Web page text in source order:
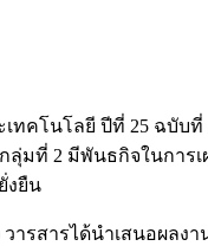
คโนโลยี ปีที่ 25 ฉบับ
กลุ่มที่ 2 มีพันธกิจใน
งยืน
ารสารได้นำเสนอผล